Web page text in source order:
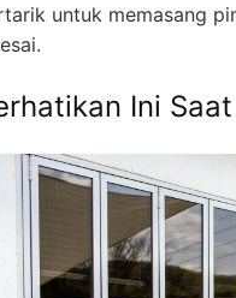
untuk memasang
Ini